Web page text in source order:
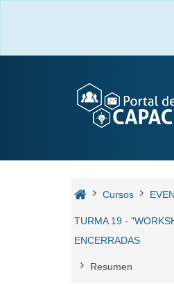
Cursos
TURMA 19 -
ENCERRADAS
Resumen